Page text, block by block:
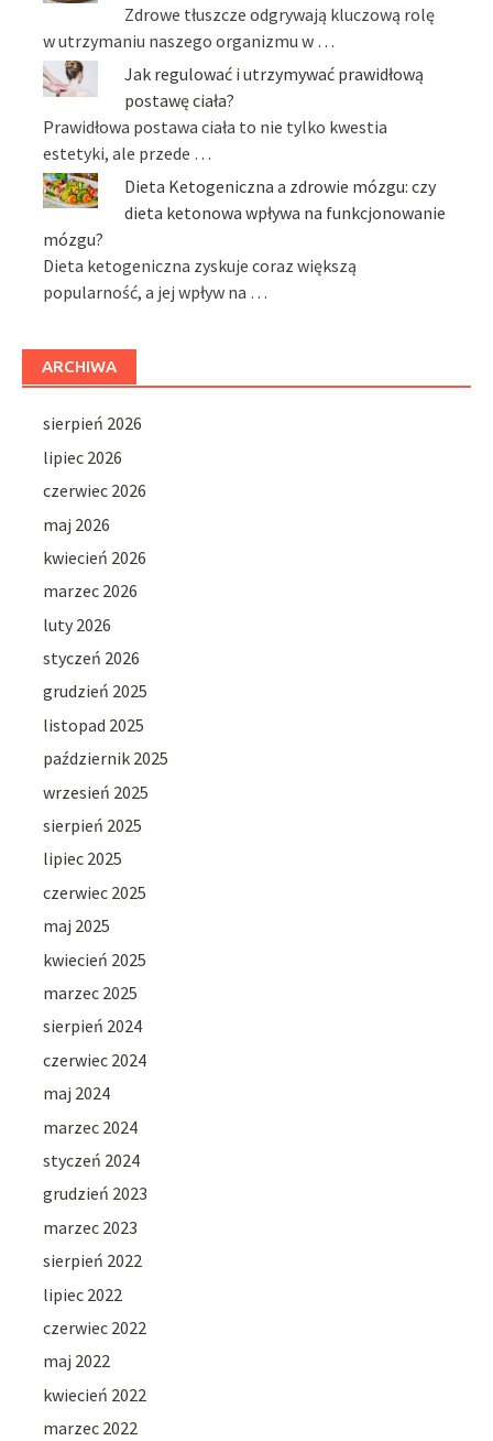
Zdrowe tłuszcze odgrywają kluczową rolę
w utrzymaniu naszego organizmu w …
Jak regulować i utrzymywać prawidłową
postawę ciała?
Prawidłowa postawa ciała to nie tylko kwestia
estetyki, ale przede …
Dieta Ketogeniczna a zdrowie mózgu: czy
dieta ketonowa wpływa na funkcjonowanie
mózgu?
Dieta ketogeniczna zyskuje coraz większą
popularność, a jej wpływ na …
ARCHIWA
sierpień 2026
lipiec 2026
czerwiec 2026
maj 2026
kwiecień 2026
marzec 2026
luty 2026
styczeń 2026
grudzień 2025
listopad 2025
październik 2025
wrzesień 2025
sierpień 2025
lipiec 2025
czerwiec 2025
maj 2025
kwiecień 2025
marzec 2025
sierpień 2024
czerwiec 2024
maj 2024
marzec 2024
styczeń 2024
grudzień 2023
marzec 2023
sierpień 2022
lipiec 2022
czerwiec 2022
maj 2022
kwiecień 2022
marzec 2022